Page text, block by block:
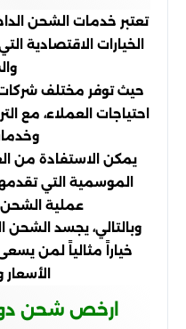
تعتبر خدمات الشحن
الخيارات الاقتصادية
حيث توفر مختلف
احتياجات العملاء، مع
يمكن الاستفادة من
الموسمية التي
عملية الشحن
وبالتالي، يجسد الشحن
خياراً مثالياً لمن
ارخص شحن